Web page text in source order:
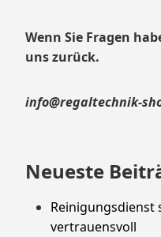
Wenn Sie Fragen
uns zurück.
info@regaltechnik-
Neueste
Reinigungsdienst
vertrauensvoll